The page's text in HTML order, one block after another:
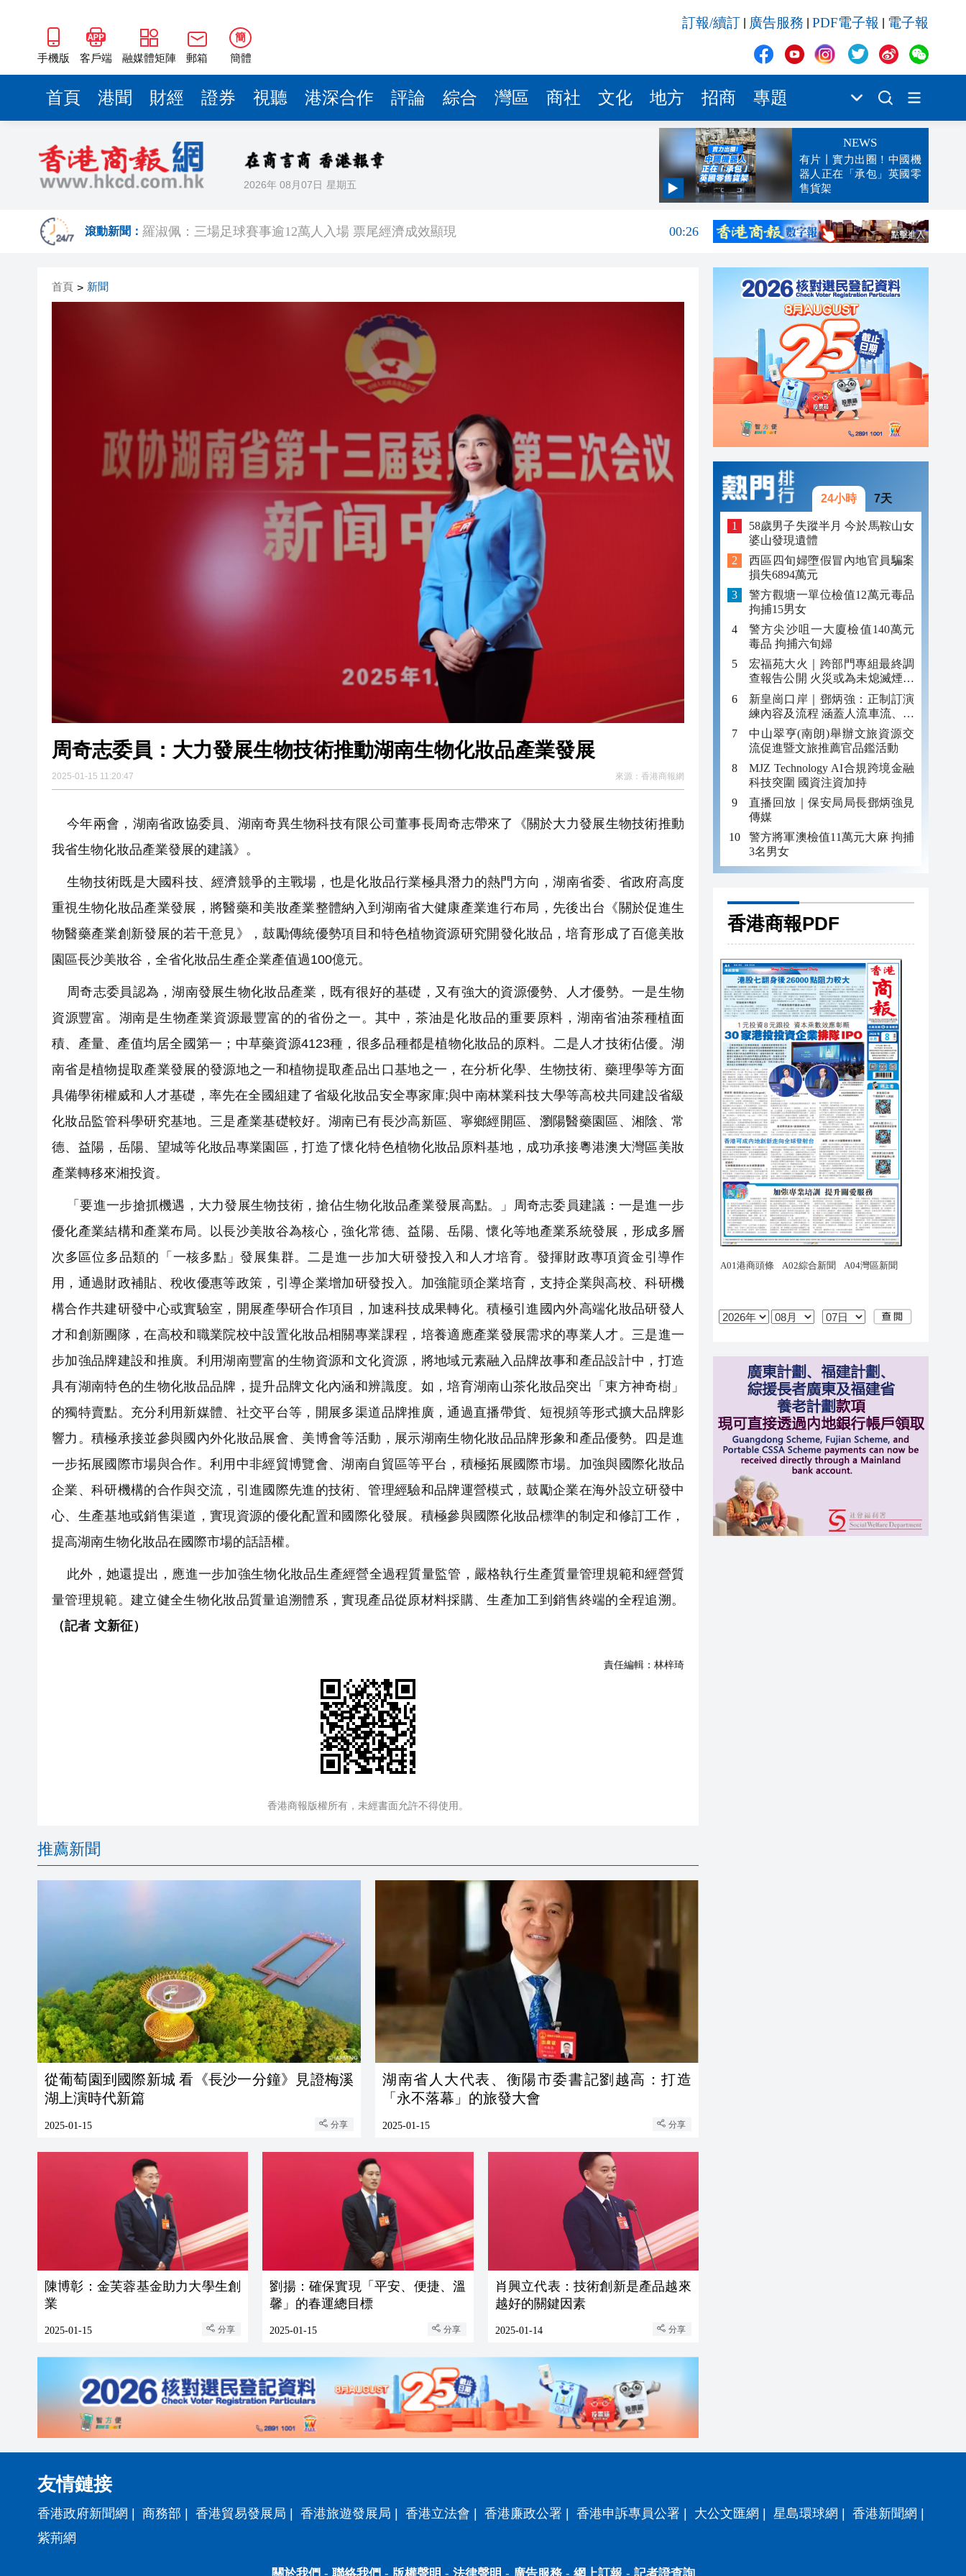
手機版 客戶端 融媒體矩陣 郵箱
簡
簡體
訂報/續訂 廣告服務 PDF電子報 電子報
首頁 港聞 財經 證券 視聽 港深合作 評論 綜合 灣區 商社 文化 地方 招商 專題
2026年 08月07日 星期五
NEWS
有片丨實力出圈！中國機
器人正在「承包」英國零
售貨架
滾動新聞：
00:45
羅淑佩：三場足球賽事逾12萬人入場 票尾經濟成效顯現
00:26
社署籲市民提防偽冒社署通訊程式賬戶
李家超：鼓勵保險業開發跨境產品 便利灣區居民
車路士主帥星將粉嶺揮桿 為香港行畫圓滿句號
首頁 > 新聞
周奇志委員：大力發展生物技術推動湖南生物化妝品產業發展
2025-01-15 11:20:47 來源： 香港商報網
今年兩會，湖南省政協委員、湖南奇異生物科技有限公司董事長周奇志帶來了《關於大力發展生物技術推動
我省生物化妝品產業發展的建議》。
生物技術既是大國科技、經濟競爭的主戰場，也是化妝品行業極具潛力的熱門方向，湖南省委、省政府高度
重視生物化妝品產業發展，將醫藥和美妝產業整體納入到湖南省大健康產業進行布局，先後出台《關於促進生
物醫藥產業創新發展的若干意見》，鼓勵傳統優勢項目和特色植物資源研究開發化妝品，培育形成了百億美妝
園區長沙美妝谷，全省化妝品生產企業產值過100億元。
周奇志委員認為，湖南發展生物化妝品產業，既有很好的基礎，又有強大的資源優勢、人才優勢。一是生物
資源豐富。湖南是生物產業資源最豐富的的省份之一。其中，茶油是化妝品的重要原料，湖南省油茶種植面
積、產量、產值均居全國第一；中草藥資源4123種，很多品種都是植物化妝品的原料。二是人才技術佔優。湖
南省是植物提取產業發展的發源地之一和植物提取產品出口基地之一，在分析化學、生物技術、藥理學等方面
具備學術權威和人才基礎，率先在全國組建了省級化妝品安全專家庫;與中南林業科技大學等高校共同建設省級
化妝品監管科學研究基地。三是產業基礎較好。湖南已有長沙高新區、寧鄉經開區、瀏陽醫藥園區、湘陰、常
德、益陽，岳陽、望城等化妝品專業園區，打造了懷化特色植物化妝品原料基地，成功承接粵港澳大灣區美妝
產業轉移來湘投資。
「要進一步搶抓機遇，大力發展生物技術，搶佔生物化妝品產業發展高點。」周奇志委員建議：一是進一步
優化產業結構和產業布局。以長沙美妝谷為核心，強化常德、益陽、岳陽、懷化等地產業系統發展，形成多層
次多區位多品類的「一核多點」發展集群。二是進一步加大研發投入和人才培育。發揮財政專項資金引導作
用，通過財政補貼、稅收優惠等政策，引導企業增加研發投入。加強龍頭企業培育，支持企業與高校、科研機
構合作共建研發中心或實驗室，開展產學研合作項目，加速科技成果轉化。積極引進國內外高端化妝品研發人
才和創新團隊，在高校和職業院校中設置化妝品相關專業課程，培養適應產業發展需求的專業人才。三是進一
步加強品牌建設和推廣。利用湖南豐富的生物資源和文化資源，將地域元素融入品牌故事和產品設計中，打造
具有湖南特色的生物化妝品品牌，提升品牌文化內涵和辨識度。如，培育湖南山茶化妝品突出「東方神奇樹」
的獨特賣點。充分利用新媒體、社交平台等，開展多渠道品牌推廣，通過直播帶貨、短視頻等形式擴大品牌影
響力。積極承接並參與國內外化妝品展會、美博會等活動，展示湖南生物化妝品品牌形象和產品優勢。四是進
一步拓展國際市場與合作。利用中非經貿博覽會、湖南自貿區等平台，積極拓展國際市場。加強與國際化妝品
企業、科研機構的合作與交流，引進國際先進的技術、管理經驗和品牌運營模式，鼓勵企業在海外設立研發中
心、生產基地或銷售渠道，實現資源的優化配置和國際化發展。積極參與國際化妝品標準的制定和修訂工作，
提高湖南生物化妝品在國際市場的話語權。
此外，她還提出，應進一步加強生物化妝品生產經營全過程質量監管，嚴格執行生產質量管理規範和經營質
量管理規範。建立健全生物化妝品質量追溯體系，實現產品從原材料採購、生產加工到銷售終端的全程追溯。
（記者 文新征）
責任編輯： 林梓琦
香港商報版權所有，未經書面允許不得使用。
推薦新聞
從葡萄園到國際新城 看《長沙一分鐘》見證梅溪
湖上演時代新篇
2025-01-15 分享
湖南省人大代表、衡陽市委書記劉越高：打造
「永不落幕」的旅發大會
2025-01-15 分享
陳博彰：金芙蓉基金助力大學生創
業
2025-01-15 分享
劉揚：確保實現「平安、便捷、溫
馨」的春運總目標
2025-01-15 分享
肖興立代表：技術創新是產品越來
越好的關鍵因素
2025-01-14 分享
24小時 7天
58歲男子失蹤半月 今於馬鞍山女
婆山發現遺體
西區四旬婦墮假冒內地官員騙案
損失6894萬元
警方觀塘一單位檢值12萬元毒品
拘捕15男女
警方尖沙咀一大廈檢值140萬元
毒品 拘捕六旬婦
宏福苑大火｜跨部門專組最終調
查報告公開 火災或為未熄滅煙頭
引發
新皇崗口岸｜鄧炳強：正制訂演
練內容及流程 涵蓋人流車流、緊
急應變等
中山翠亨(南朗)舉辦文旅資源交
流促進暨文旅推薦官品鑑活動
MJZ Technology AI合規跨境金融
科技突圍 國資注資加持
直播回放｜保安局局長鄧炳強見
傳媒
警方將軍澳檢值11萬元大麻 拘捕
3名男女
香港商報PDF
友情鏈接
香港政府新聞網 商務部 香港貿易發展局 香港旅遊發展局 香港立法會 香港廉政公署 香港申訴專員公署 大公文匯網 星島環球網 香港新聞網
紫荊網